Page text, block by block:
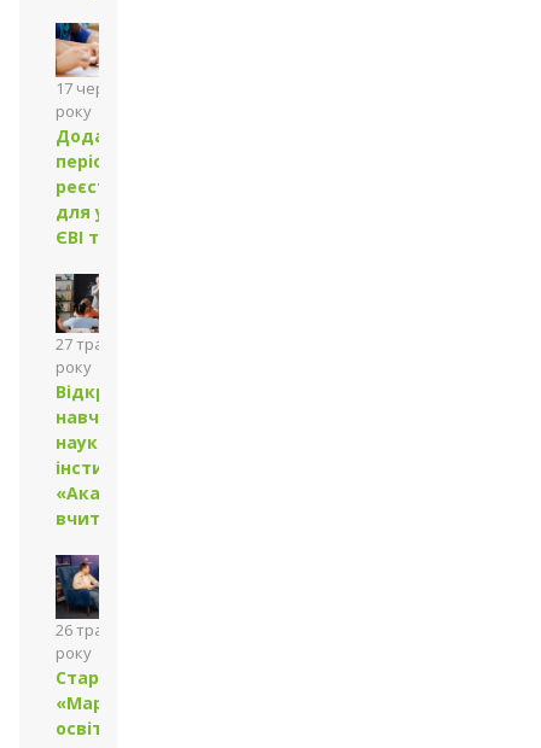
17 червня 2024
року
Додатковий
період
реєстрації
для участі у
ЄВІ та ЄФВВ
27 травня 2024
року
Відкрито
навчально-
науковий
інститут
«Академія
вчительства»
26 травня 2024
року
Стартував
«Марафон
освітніх